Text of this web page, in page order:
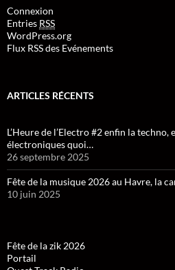
Connexion
Entries RSS
WordPress.org
Flux RSS des Evénements
ARTICLES RÉCENTS
L’Heure de l’Electro #2 enfin la techno,
électroniques quoi…
26 septembre 2025
Fête de la musique 2026 au Havre, la
10 juin 2025
Fête de la zik 2026
Portail